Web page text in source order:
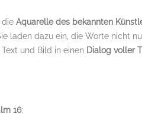
die Aquarelle des bekannten
laden dazu ein, die Worte nicht
und Bild in einen Dialog voller
16: